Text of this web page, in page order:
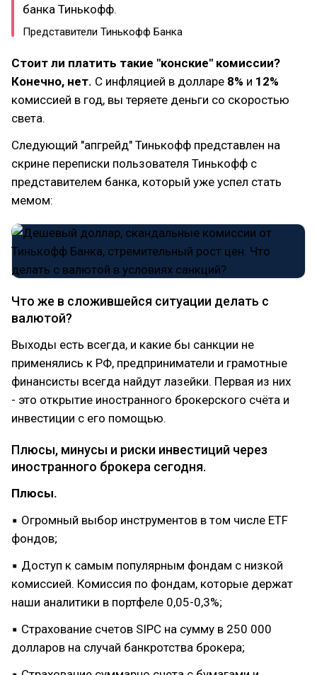
банка Тинькофф.
Представители Тинькофф Банка
Стоит ли платить такие "конские" комиссии?
Конечно, нет. С инфляцией в долларе 8% и 12%
комиссией в год, вы теряете деньги со скоростью
света.
Следующий "апгрейд" Тинькофф представлен на
скрине переписки пользователя Тинькофф с
представителем банка, который уже успел стать
мемом:
Что же в сложившейся ситуации делать с
валютой?
Выходы есть всегда, и какие бы санкции не
применялись к РФ, предприниматели и грамотные
финансисты всегда найдут лазейки. Первая из них
- это открытие иностранного брокерского счёта и
инвестиции с его помощью.
Плюсы, минусы и риски инвестиций через
иностранного брокера сегодня.
Плюсы.
▪ Огромный выбор инструментов в том числе ETF
фондов;
▪ Доступ к самым популярным фондам с низкой
комиссией. Комиссия по фондам, которые держат
наши аналитики в портфеле 0,05-0,3%;
▪ Страхование счетов SIPC на сумму в 250 000
долларов на случай банкротства брокера;